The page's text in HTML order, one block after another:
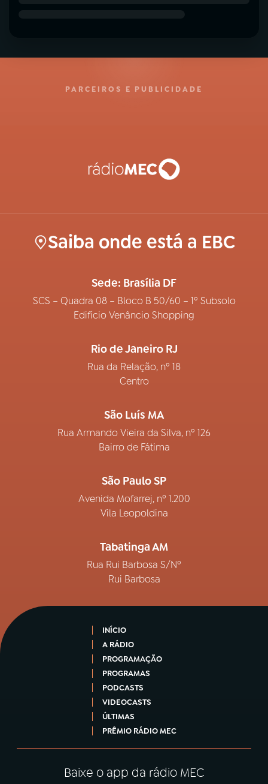
PARCEIROS E PUBLICIDADE
Saiba onde está a EBC
Sede: Brasília DF
SCS – Quadra 08 – Bloco B 50/60 – 1º Subsolo
Edifício Venâncio Shopping
Rio de Janeiro RJ
Rua da Relação, nº 18
Centro
São Luís MA
Rua Armando Vieira da Silva, nº 126
Bairro de Fátima
São Paulo SP
Avenida Mofarrej, nº 1.200
Vila Leopoldina
Tabatinga AM
Rua Rui Barbosa S/Nº
Rui Barbosa
INÍCIO
A RÁDIO
PROGRAMAÇÃO
PROGRAMAS
PODCASTS
VIDEOCASTS
ÚLTIMAS
PRÊMIO RÁDIO MEC
Baixe o app da rádio MEC